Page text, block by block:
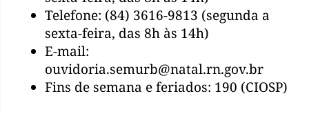
Telefone: (84) 3616-9813 (segunda a
sexta-feira, das 8h às 14h)
E-mail:
ouvidoria.semurb@natal.rn.gov.br
Fins de semana e feriados: 190 (CIOSP)